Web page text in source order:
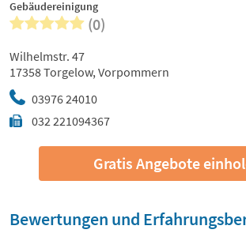
Gebäudereinigung
(0)
03976 24010
032 221094367
Wilhelmstr. 47
17358 Torgelow, Vorpommern
Gratis Angebote
Bewertungen und